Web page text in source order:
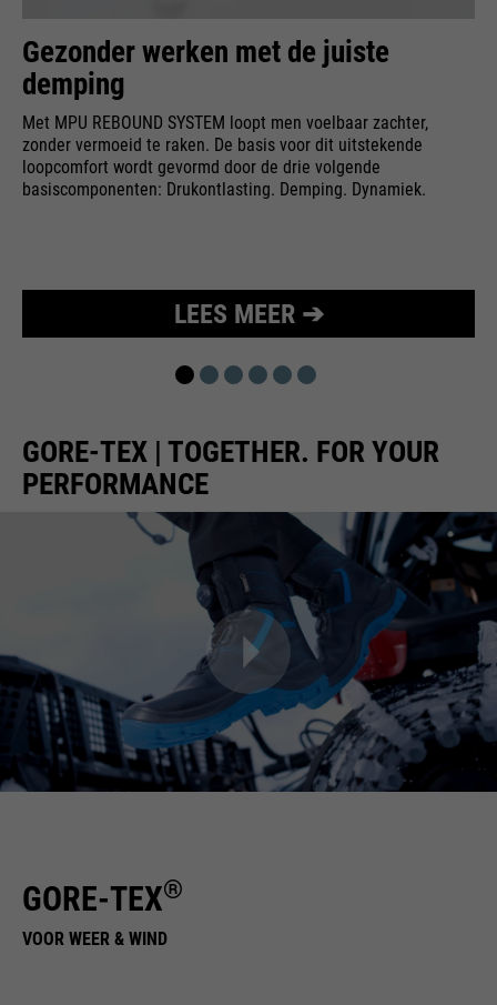
doel
Wordt gebruikt om de
aanvraagsnelheid te beperken.
Gezonder werken met de juiste
demping
Met MPU REBOUND SYSTEM loopt men voelbaar zachter,
zonder vermoeid te raken. De basis voor dit uitstekende
loopcomfort wordt gevormd door de drie volgende
basiscomponenten: Drukontlasting. Demping. Dynamiek.
LEES MEER ➔
GORE-TEX | TOGETHER. FOR YOUR
PERFORMANCE
GORE-TEX®
VOOR WEER & WIND